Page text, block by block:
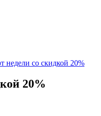
недели со скидкой 20%
20%